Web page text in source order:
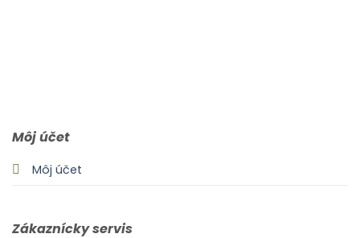
Môj účet
Môj účet
Zákaznícky servis